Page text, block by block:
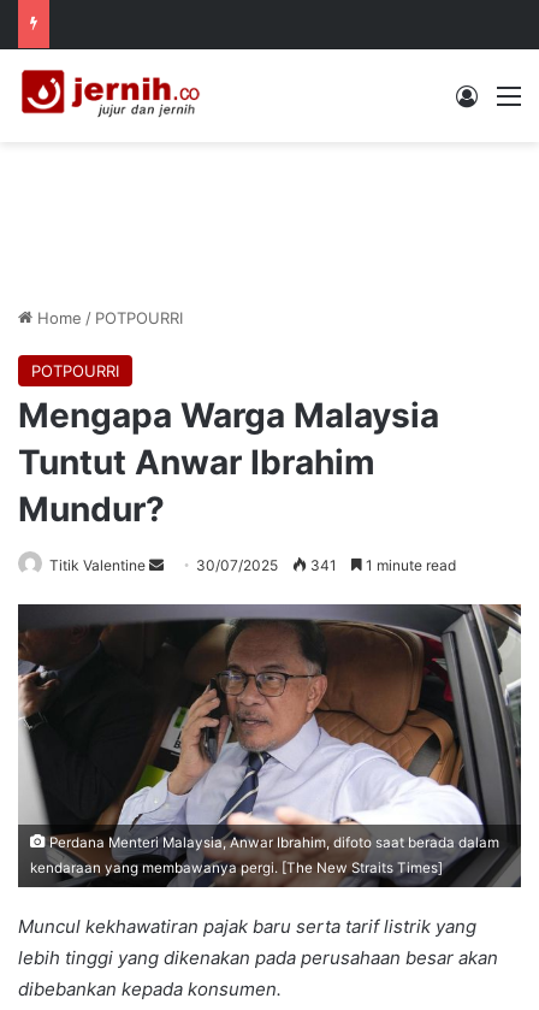
Log In
Home / POTPOURRI
POTPOURRI
Mengapa Warga Malaysia
Tuntut Anwar Ibrahim
Mundur?
Titik Valentine
Send
email
30/07/2025 341 1 minute read
Perdana Menteri Malaysia, Anwar Ibrahim, difoto saat berada dalam
kendaraan yang membawanya pergi. [The New Straits Times]
Muncul kekhawatiran pajak baru serta tarif listrik yang
lebih tinggi yang dikenakan pada perusahaan besar akan
dibebankan kepada konsumen.